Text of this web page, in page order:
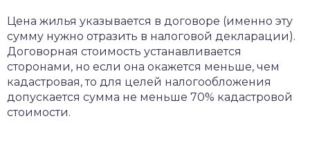
Цена жилья указывается в договоре (именно эту
сумму нужно отразить в налоговой декларации).
Договорная стоимость устанавливается
сторонами, но если она окажется меньше, чем
кадастровая, то для целей налогообложения
допускается сумма не меньше 70% кадастровой
стоимости.